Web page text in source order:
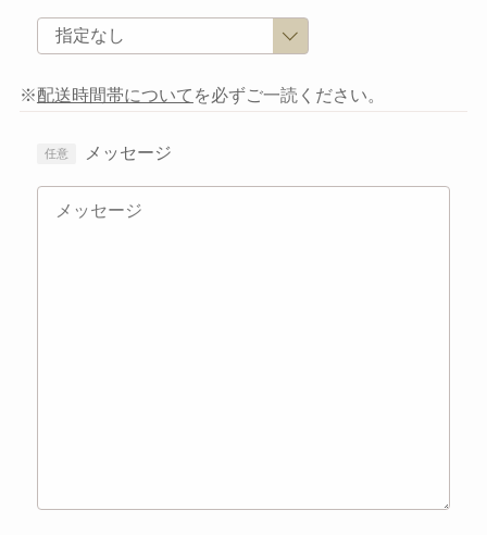
※配送時間帯について を必ずご一読ください。
メッセージ